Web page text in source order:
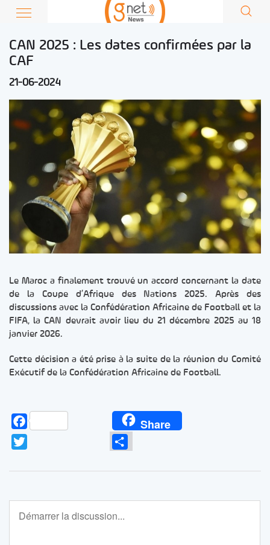
CAN 2025 : Les dates confirmées par la
CAF
21-06-2024
Le Maroc a finalement trouvé un accord concernant la date
de la Coupe d’Afrique des Nations 2025. Après des
discussions avec la Confédération Africaine de Football et la
FIFA, la CAN devrait avoir lieu du 21 décembre 2025 au 18
janvier 2026.
Cette décision a été prise à la suite de la réunion du Comité
Exécutif de la Confédération Africaine de Football.
Facebook Share